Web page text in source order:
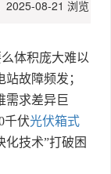
2025-08-21 浏览
体积庞大难以
故障频发；
需求差异巨
千伏光伏箱式
化技术”打破困